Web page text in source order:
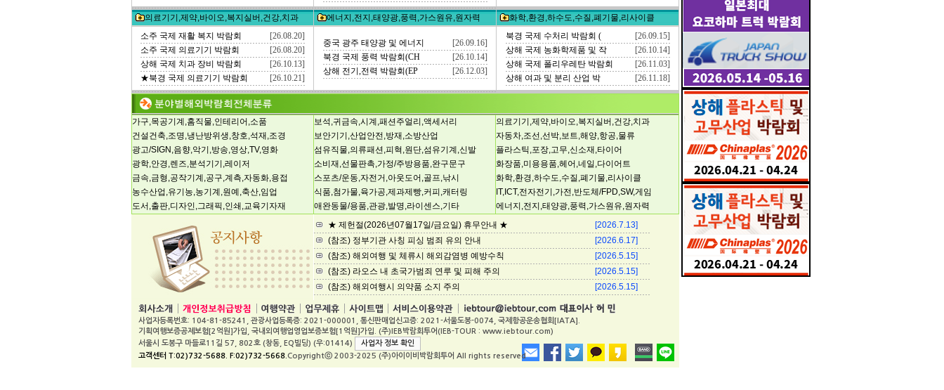
의료기기,제약,바이오,복지실버,건강,치과 에너지,전지,태양광,풍력,가스원유,원자력
화학,환경,하수도,수질,폐기물,리사이클
소주 국제 재활 복지 박람회
[26.08.20]
소주 국제 의료기기 박람회
[26.08.20]
상해 국제 치과 장비 박람회
[26.10.13]
★북경 국제 의료기기 박람회
[26.10.21]
중국 광주 태양광 및 에너지
[26.09.16]
북경 국제 풍력 박람회(CH
[26.10.14]
상해 전기,전력 박람회(EP
[26.12.03]
북경 국제 수처리 박람회 (
[26.09.15]
상해 국제 농화학제품 및 작
[26.10.14]
상해 국제 폴리우레탄 박람회
[26.11.03]
상해 여과 및 분리 산업 박
[26.11.18]
가구,목공기계,홈직물,인테리어,소품
건설건축,조명,냉난방위생,창호,석재,조경
광고/SIGN,음향,악기,방송,영상,TV,영화
광학,안경,렌즈,분석기기,레이저
금속,금형,공작기계,공구,계측,자동화,용접
농수산업,유기농,농기계,원예,축산,임업
도서,출판,디자인,그래픽,인쇄,교육기자재
보석,귀금속,시계,패션주얼리,액세서리
보안기기,산업안전,방재,소방산업
섬유직물,의류패션,피혁,원단,섬유기계,신발
소비재,선물판촉,가정/주방용품,완구문구
스포츠/운동,자전거,아웃도어,골프,낚시
식품,첨가물,육가공,제과제빵,커피,캐터링
애완동물/용품,관광,발명,라이센스,기타
의료기기,제약,바이오,복지실버,건강,치과
자동차,조선,선박,보트,해양,항공,물류
플라스틱,포장,고무,신소재,타이어
화장품,미용용품,헤어,네일,다이어트
화학,환경,하수도,수질,폐기물,리사이클
IT,ICT,전자전기,가전,반도체/FPD,SW,게임
에너지,전지,태양광,풍력,가스원유,원자력
★ 제헌절(2026년07월17일/금요일) 휴무안내 ★
[2026.7.13]
(참조) 정부기관 사칭 피싱 범죄 유의 안내
[2026.6.17]
(참조) 해외여행 및 체류시 해외감염병 예방수칙
[2026.5.15]
(참조) 라오스 내 초국가범죄 연루 및 피해 주의
[2026.5.15]
(참조) 해외여행시 의약품 소지 주의
[2026.5.15]
사업자등록번호: 104-81-85241, 관광사업등록증: 2021-000001, 통신판매업신고증: 2021-서울도봉-0074, 국제항공운송협회[IATA].
기획여행보증공제보험[2억원]가입, 국내외여행업영업보증보험[1억원]가입. (주)IEB박람회투어(IEB-TOUR : www.iebtour.com)
서울시 도봉구 마들로11길 57, 802호 (창동, EQ빌딩) (우:01414)
사업자 정보 확인
고객센터 T:02)732-5688. F:02)732-5668. Copyrightⓒ 2003-2025 (주)아이이비박람회투어 All rights reserved